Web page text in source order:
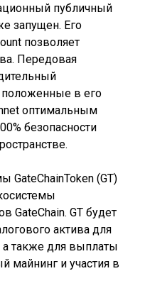
публичный
запущен. Его
позволяет
Передовая
положенные в его
оптимальным
безопасности
GateChainToken (GT)
GateChain. GT будет
актива для
а также для выплаты
майнинг и участия в